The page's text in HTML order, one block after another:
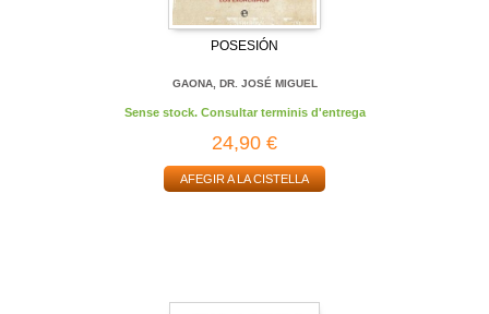
POSESIÓN
GAONA, DR. JOSÉ MIGUEL
Sense stock. Consultar terminis d'entrega
24,90 €
AFEGIR A LA CISTELLA